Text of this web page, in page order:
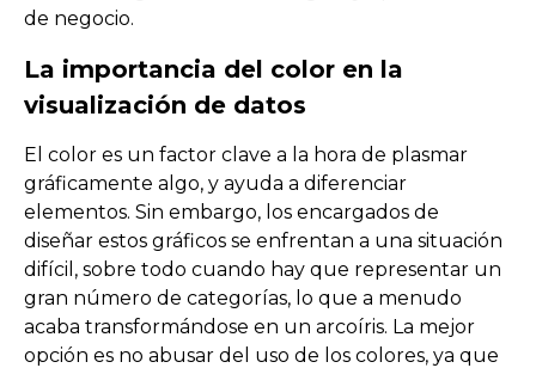
de negocio.
La importancia del color en la
visualización de datos
El color es un factor cl ave a la hora de pl asmar
gráficamente al go, y ayuda a diferenciar
elementos. Sin embargo, los encargados de
diseñar estos gráficos se enfrentan a una situación
difícil , sobre todo cuando hay que representar un
gran número de categorías, lo que a menudo
acaba transformándose en un arcoíris. La mejor
opción es no abusar del uso de los col ores, ya que